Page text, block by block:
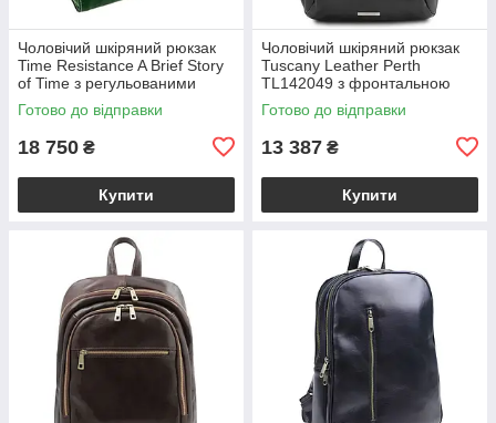
Чоловічий шкіряний рюкзак
Time Resistance A Brief Story
of Time з регульованими
лямками, зелений
BS5216601
Готово до відправки
18 750 ₴
Купити
Чоловічий шкіряний рюкзак
Tuscany Leather Perth
TL142049 з фронтальною
кишенею на блискавці,
чорний BS2049_1_2
Готово до відправки
13 387 ₴
Купити